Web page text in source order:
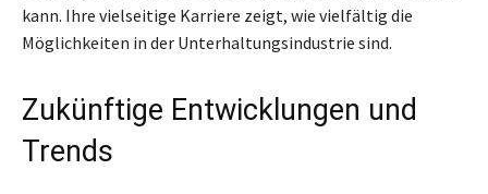
kann. Ihre vielseitige Karriere zeigt, wie vielfältig die
Möglichkeiten in der Unterhaltungsindustrie sind.
Zukünftige Entwicklungen und
Trends